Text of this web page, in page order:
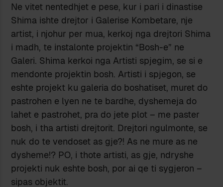
Ne vitet nentedhjet e pese, kur i pari i dinastise
Shima ishte drejtor i Galerise Kombetare, nje
artist, i njohur per mua, kerkoj nga drejtori Shima
i madh, te instalonte projektin “Bosh-e” ne
Galeri. Shima kerkoi nga Artisti spjegim, se si e
mendonte projektin bosh. Artisti i spjegon, se
eshte projekt ku galeria do boshatiset, muret do
pastrohen e lyen ne te bardhe, dyshemeja do
lahet e pastrohet, pra do jete plot – me paster
bosh, i tha artisti drejtorit. Drejtori ngulmonte, se
nuk do te vendoset as gje?! As ne mure as ne
dysheme!? PO, i thote artisti, as gje, ndryshe
projekti nuk eshte bosh, por ai qe ti sygjeron –
sipas objektit.